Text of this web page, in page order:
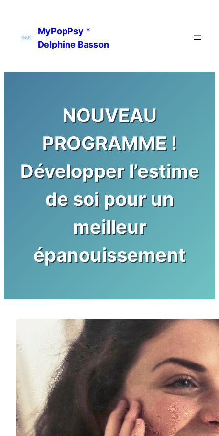
contenu MyPopPsy *
Delphine Basson
NOUVEAU
PROGRAMME !
Développer l’estime
de soi pour un
meilleur
épanouissement